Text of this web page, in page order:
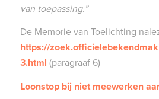
van toepassing.”
De Memorie van Toelichting
https://
3.html (paragraaf 6)
Loonstop bij niet meewerken